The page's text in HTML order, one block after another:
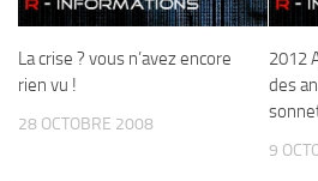
La crise ? vous n’avez encore
rien vu !
28 OCTOBRE 2008
2012
des
9